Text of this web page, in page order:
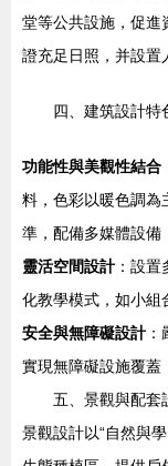
堂等公共設施，促進
證充足日照，并設置
四、建筑設計特
功能性與美觀性結合
料，色彩以暖色調為
準，配備多媒體設備
靈活空間設計：設置
化教學模式，如小組
安全與無障礙設計：
實現無障礙設施覆蓋
五、景觀與配套
景觀設計以“自然與